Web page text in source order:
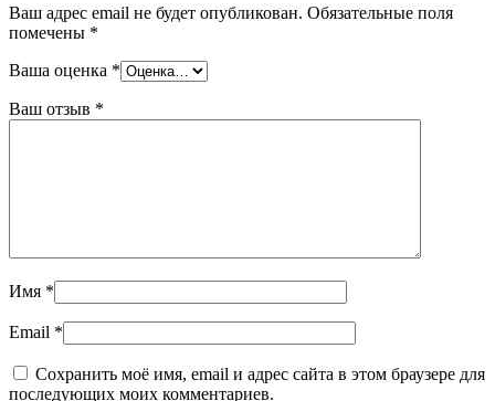
Ваш адрес email не будет опубликован. Обязательные поля
помечены *
Ваша оценка *
Ваш отзыв *
Имя *
Email *
Сохранить моё имя, email и адрес сайта в этом браузере для
последующих моих комментариев.